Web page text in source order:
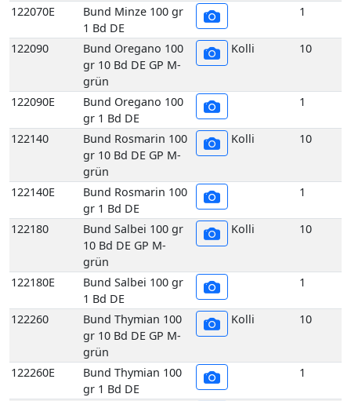
122070E
Bund Minze 100 gr
1 Bd DE
1
122090
Bund Oregano 100
gr 10 Bd DE GP M-
grün
Kolli 10
122090E
Bund Oregano 100
gr 1 Bd DE
1
122140
Bund Rosmarin 100
gr 10 Bd DE GP M-
grün
Kolli 10
122140E
Bund Rosmarin 100
gr 1 Bd DE
1
122180
Bund Salbei 100 gr
10 Bd DE GP M-
grün
Kolli 10
122180E
Bund Salbei 100 gr
1 Bd DE
1
122260
Bund Thymian 100
gr 10 Bd DE GP M-
grün
Kolli 10
122260E
Bund Thymian 100
gr 1 Bd DE
1